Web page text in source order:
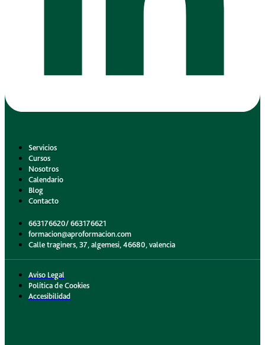
Servicios
Cursos
Nosotros
Calendario
Blog
Contacto
663176620/ 663176621
formacion@aproformacion.com
Calle traginers, 37, algemesi, 46680, valencia
Aviso Legal
Política de Cookies
Accesibilidad